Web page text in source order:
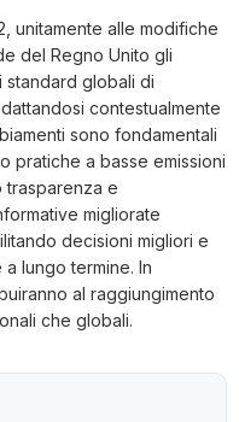
unitamente alle modifiche
del Regno Unito gli
standard globali di
contestualmente
sono fondamentali
pratiche a basse emissioni
trasparenza e
migliorate
decisioni migliori e
lungo termine. In
al raggiungimento
che globali.